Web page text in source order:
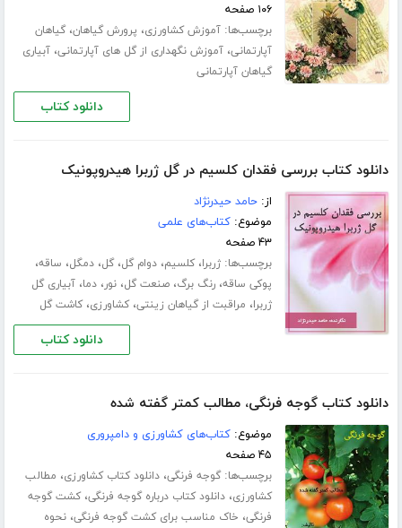
۱۰۶ صفحه
برچسب‌ها:آموزش کشاورزی، پرورش گیاهان،گیاهان
آپارتمانی،آموزش نگهداری از گل های آپارتمانی،آبیاری
گیاهان آپارتمانی
دانلود کتاب
دانلود کتاب بررسی فقدان کلسیم در گل ژربرا هیدروپونیک
از:حامد حیدرنژاد
موضوع:کتاب‌های علمی
۴۳ صفحه
برچسب‌ها:ژربرا،کلسیم،دوام گل،گل،دمگل، ساقه،
پوکی ساقه،رنگ برگ،صنعت گل،نور،دما،آبیاری گل
ژربرا، مراقبت از گیاهان زینتی،کشاورزی،کاشت گل
دانلود کتاب
دانلود کتاب گوجه فرنگی، مطالب کمتر گفته شده
موضوع:کتاب‌های کشاورزی و دامپروری
۴۵ صفحه
برچسب‌ها:گوجه فرنگی،دانلود کتاب کشاورزی، مطالب
کشاورزی،دانلود کتاب درباره گوجه فرنگی،کشت گوجه
فرنگی، خاک مناسب برای کشت گوجه فرنگی،نحوه